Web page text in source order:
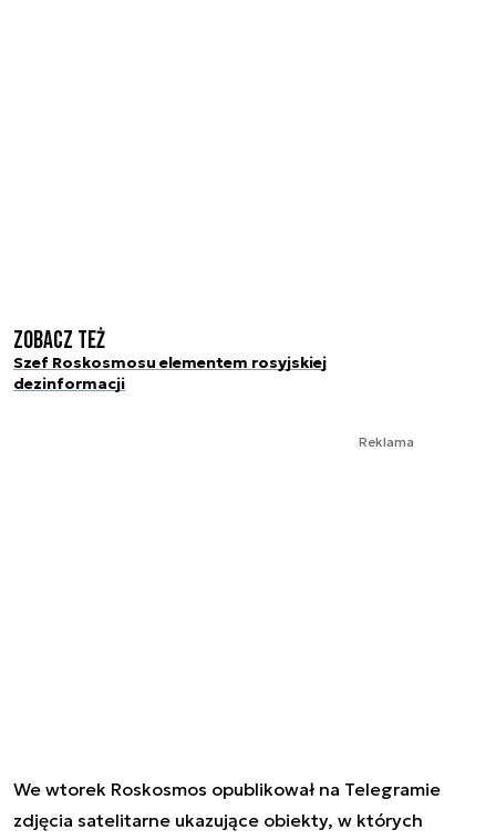
Zobacz też
Szef Roskosmosu elementem rosyjskiej
dezinformacji
Reklama
We wtorek Roskosmos opublikował na Telegramie
zdjęcia satelitarne ukazujące obiekty, w których